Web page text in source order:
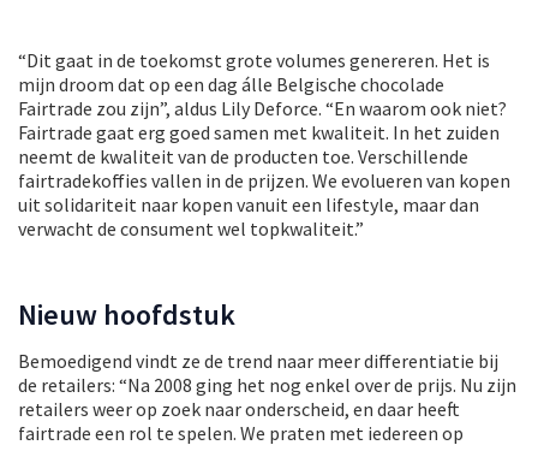
“Dit gaat in de toekomst grote volumes genereren. Het is
mijn droom dat op een dag álle Belgische chocolade
Fairtrade zou zijn”, aldus Lily Deforce. “En waarom ook niet?
Fairtrade gaat erg goed samen met kwaliteit. In het zuiden
neemt de kwaliteit van de producten toe. Verschillende
fairtradekoffies vallen in de prijzen. We evolueren van kopen
uit solidariteit naar kopen vanuit een lifestyle, maar dan
verwacht de consument wel topkwaliteit.”
Nieuw hoofdstuk
Bemoedigend vindt ze de trend naar meer differentiatie bij
de retailers: “Na 2008 ging het nog enkel over de prijs. Nu zijn
retailers weer op zoek naar onderscheid, en daar heeft
fairtrade een rol te spelen. We praten met iedereen op